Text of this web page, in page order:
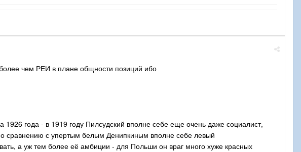
чем РЕИ в плане общности позиций ибо
года - в 1919 году Пилсудский вполне себе еще очень даже социалист,
сравнению с упертым белым Денипкиным вполне себе левый
а уж тем более её амбиции - для Польши он враг много хуже красных